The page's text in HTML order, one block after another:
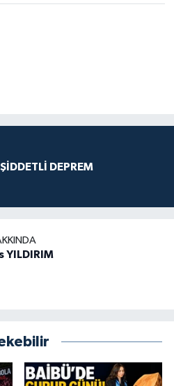
ŞİDDETLİ DEPREM
YILDIRIM